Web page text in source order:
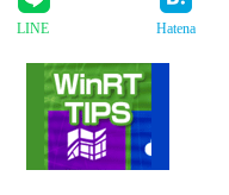
LINE Hatena